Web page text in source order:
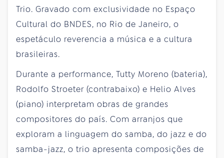
Trio. Gravado com exclusividade no Espaço
Cultural do BNDES, no Rio de Janeiro, o
espetáculo reverencia a música e a cultura
brasileiras.
Durante a performance, Tutty Moreno (bateria),
Rodolfo Stroeter (contrabaixo) e Helio Alves
(piano) interpretam obras de grandes
compositores do país. Com arranjos que
exploram a linguagem do samba, do jazz e do
samba-jazz, o trio apresenta composições de